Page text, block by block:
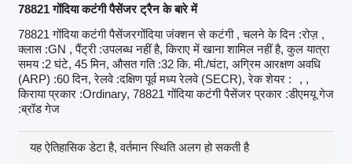
78821 गोंदिया कटंगी पैसेंजर ट्रैन के बारे में
78821 गोंदिया कटंगी पैसेंजरगोंदिया जंक्शन से कटंगी , चलने के दिन :रोज़ ,
क्लास :GN , पैंट्री :उपलब्ध नहीं है, किराए में खाना शामिल नहीं है, कुल यात्रा
समय :2 घंटे, 45 मिन, औसत गति :32 कि. मी./घंटा, अग्रिम आरक्षण अवधि
(ARP) :60 दिन, रेलवे :दक्षिण पूर्व मध्य रेलवे (SECR), रेक शेयर :
, ,
किराया प्रकार :Ordinary, 78821 गोंदिया कटंगी पैसेंजर प्रकार :डीएमयू गेज
:ब्रॉड गेज
यह ऐतिहासिक डेटा है, वर्तमान स्थिति अलग हो सकती है